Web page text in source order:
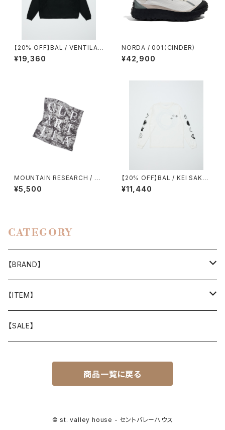
【20% OFF】BAL / VENTILAT
ION MESH KNIT ZIP POLO
LS
¥19,360
NORDA / 001（CINDER）
¥42,900
MOUNTAIN RESEARCH / SP
LATRAIL BANDANA
¥5,500
【20% OFF】BAL / KEI SAKA
WAKI 2
¥11,440
CATEGORY
【BRAND】
山と道
T-SHIRT
迷迭香
Akihiro Wood Works
【ITEM】
WEAR
【SALE】
商品一覧に戻る
© st. valley house - セントバレーハウス